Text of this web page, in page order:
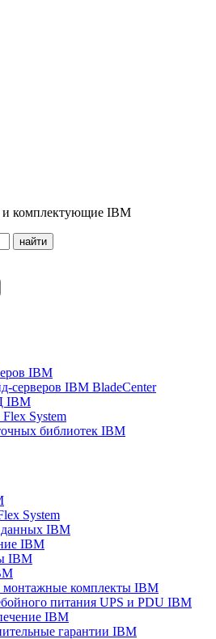
и комплектующие IBM
IBM
серверов IBM BladeCenter
IBM
System
библиотек IBM
System
IBM
IBM
IBM
комплекты IBM
питания UPS и PDU IBM
IBM
гарантии IBM